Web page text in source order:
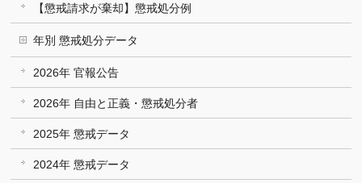
【懲戒請求が棄却】懲戒処分例
年別 懲戒処分データ
2026年 官報公告
2026年 自由と正義・懲戒処分者
2025年 懲戒データ
2024年 懲戒データ